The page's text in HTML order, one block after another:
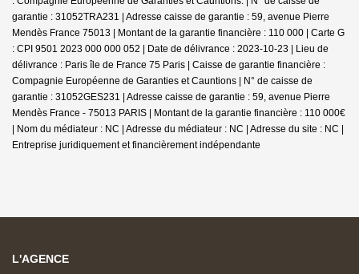
garantie : 31052TRA231 | Adresse caisse de garantie : 59, avenue Pierre
Mendès France 75013 | Montant de la garantie financière : 110 000 | Carte G
: CPI 9501 2023 000 000 052 | Date de délivrance : 2023-10-23 | Lieu de
délivrance : Paris île de France 75 Paris | Caisse de garantie financière :
Compagnie Européenne de Garanties et Cauntions | N° de caisse de
garantie : 31052GES231 | Adresse caisse de garantie : 59, avenue Pierre
Mendès France - 75013 PARIS | Montant de la garantie financière : 110 000€
| Nom du médiateur : NC | Adresse du médiateur : NC | Adresse du site : NC |
Entreprise juridiquement et financièrement indépendante
L'AGENCE